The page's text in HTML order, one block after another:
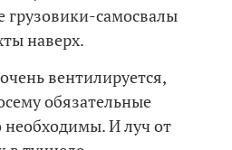
грузовики-самосвалы
наверх.
вентилируется,
обязательные
необходимы. И луч от